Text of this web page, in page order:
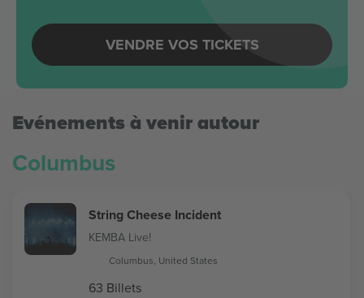
VENDRE VOS TICKETS
Evénements à venir autour
Columbus
String Cheese Incident
KEMBA Live!
Columbus, United States
63 Billets